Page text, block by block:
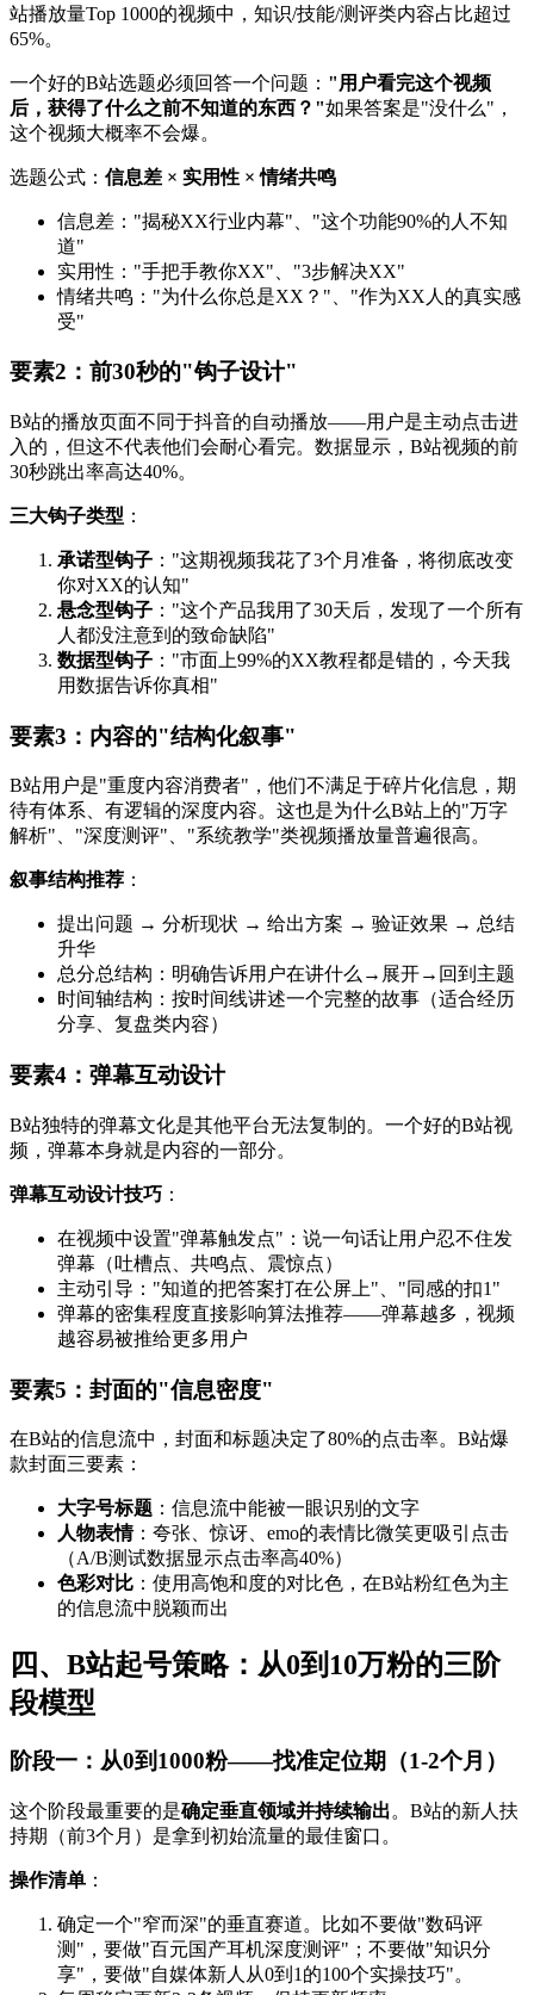
站播放量Top 1000的视频中，知识/技能/测评类内容占比超过
65%。
一个好的B站选题必须回答一个问题： "用户看完这个视频
后，获得了什么之前不知道的东西？"如果答案是"没什么"，
这个视频大概率不会爆。
选题公式： 信息差 × 实用性 × 情绪共鸣
信息差："揭秘XX行业内幕"、"这个功能90%的人不知
道"
实用性："手把手教你XX"、"3步解决XX"
情绪共鸣："为什么你总是XX？"、"作为XX人的真实感
受"
要素2：前30秒的"钩子设计"
B站的播放页面不同于抖音的自动播放——用户是主动点击进
入的，但这不代表他们会耐心看完。数据显示，B站视频的前
30秒跳出率高达40%。
三大钩子类型 ：
承诺型钩子 ："这期视频我花了3个月准备，将彻底改变
你对XX的认知"
悬念型钩子 ："这个产品我用了30天后，发现了一个所有
人都没注意到的致命缺陷"
数据型钩子 ："市面上99%的XX教程都是错的，今天我
用数据告诉你真相"
要素3：内容的"结构化叙事"
B站用户是"重度内容消费者"，他们不满足于碎片化信息，期
待有体系、有逻辑的深度内容。这也是为什么B站上的"万字
解析"、"深度测评"、"系统教学"类视频播放量普遍很高。
叙事结构推荐 ：
提出问题 → 分析现状 → 给出方案 → 验证效果 → 总结
升华
总分总结构：明确告诉用户在讲什么→展开→回到主题
时间轴结构：按时间线讲述一个完整的故事（适合经历
分享、复盘类内容）
要素4：弹幕互动设计
B站独特的弹幕文化是其他平台无法复制的。一个好的B站视
频，弹幕本身就是内容的一部分。
弹幕互动设计技巧 ：
在视频中设置"弹幕触发点"：说一句话让用户忍不住发
弹幕（吐槽点、共鸣点、震惊点）
主动引导："知道的把答案打在公屏上"、"同感的扣1"
弹幕的密集程度直接影响算法推荐——弹幕越多，视频
越容易被推给更多用户
要素5：封面的"信息密度"
在B站的信息流中，封面和标题决定了80%的点击率。B站爆
款封面三要素：
大字号标题 ：信息流中能被一眼识别的文字
人物表情：夸张、惊讶、emo的表情比微笑更吸引点击
（A/B测试数据显示点击率高40%）
色彩对比 ：使用高饱和度的对比色，在B站粉红色为主
的信息流中脱颖而出
四、B站起号策略：从0到10万粉的三阶
段模型
阶段一：从0到1000粉——找准定位期（1-2个月）
这个阶段最重要的是确定垂直领域并持续输出。B站的新人扶
持期（前3个月）是拿到初始流量的最佳窗口。
操作清单 ：
确定一个"窄而深"的垂直赛道。比如不要做"数码评
测"，要做"百元国产耳机深度测评"；不要做"知识分
享"，要做"自媒体新人从0到1的100个实操技巧"。